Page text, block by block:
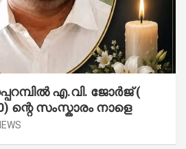
എ.​വി. ജോ​ർ​ജ് (
ന്റെ സംസ്കാരം നാളെ